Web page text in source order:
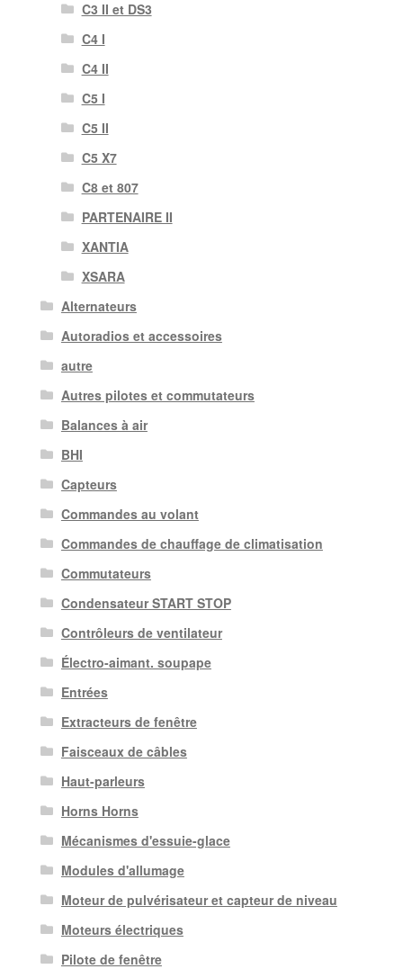
C3 II et DS3
C4 I
C4 II
C5 I
C5 II
C5 X7
C8 et 807
PARTENAIRE II
XANTIA
XSARA
Alternateurs
Autoradios et accessoires
autre
Autres pilotes et commutateurs
Balances à air
BHI
Capteurs
Commandes au volant
Commandes de chauffage de climatisation
Commutateurs
Condensateur START STOP
Contrôleurs de ventilateur
Électro-aimant. soupape
Entrées
Extracteurs de fenêtre
Faisceaux de câbles
Haut-parleurs
Horns Horns
Mécanismes d'essuie-glace
Modules d'allumage
Moteur de pulvérisateur et capteur de niveau
Moteurs électriques
Pilote de fenêtre